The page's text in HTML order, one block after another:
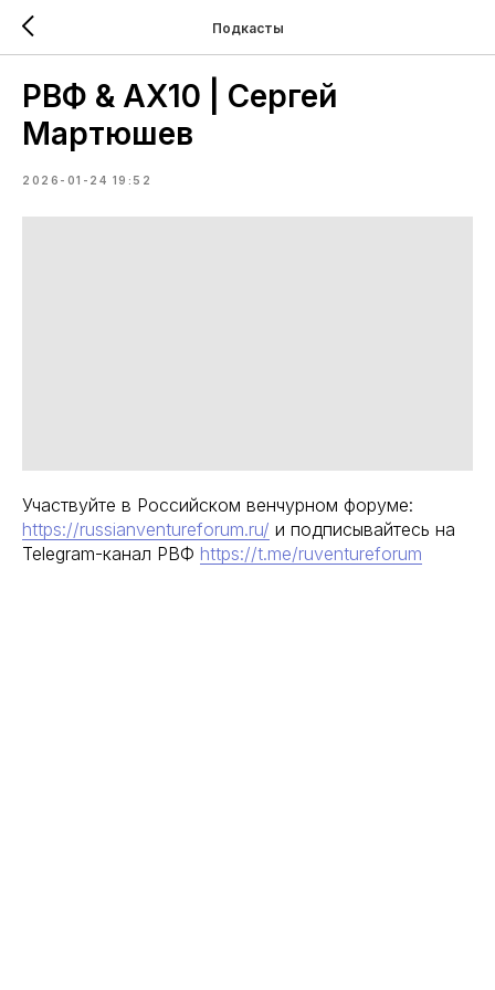
Подкасты
РВФ & АХ10 | Сергей
Мартюшев
2026-01-24 19:52
Участвуйте в Российском венчурном форуме:
https://russianventureforum.ru/ и подписывайтесь на
Telegram-канал РВФ https://t.me/ruventureforum